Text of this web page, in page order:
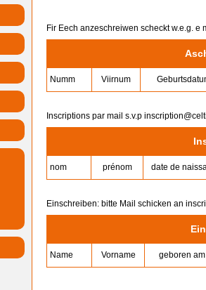
Fir Eech anzeschreiwen scheckt w.e.g. e
Numm Viirnum
Inscriptions par mail s.v.p
nom prénom date de
Einschreiben: bitte Mail schicken an
Name Vorname geboren am